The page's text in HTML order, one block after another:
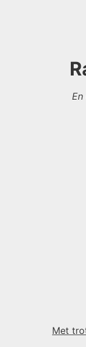
En
Met